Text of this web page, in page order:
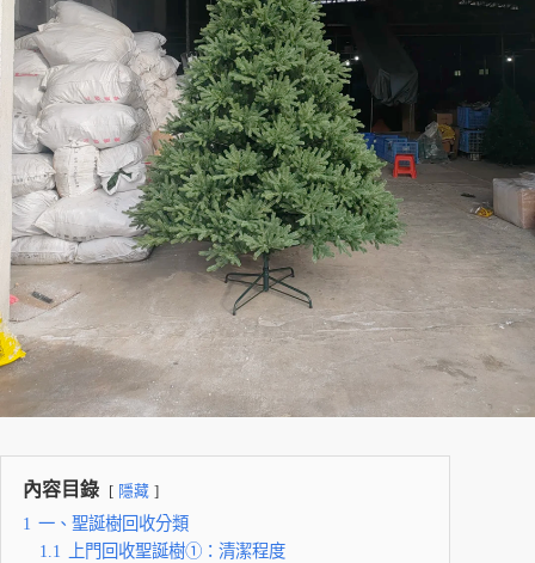
內容目錄 隱藏
1 一、聖誕樹回收分類
1.1
上門回收聖誕樹①：清潔程度